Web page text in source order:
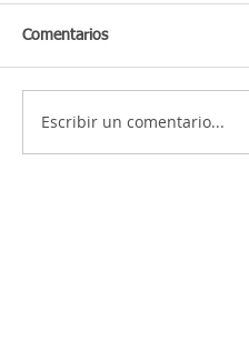
Comentarios
Escribir un comentario...